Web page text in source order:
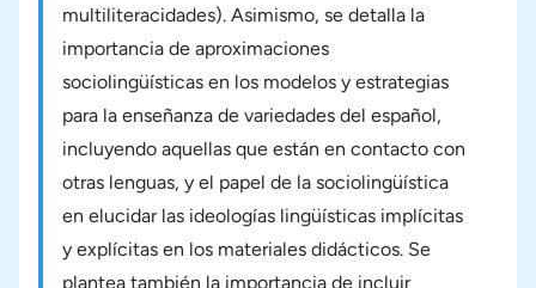
multiliteracidades). Asimismo, se detalla la
importancia de aproximaciones
sociolingüísticas en los modelos y estrategias
para la enseñanza de variedades del español,
incluyendo aquellas que están en contacto con
otras lenguas, y el papel de la sociolingüística
en elucidar las ideologías lingüísticas implícitas
y explícitas en los materiales didácticos. Se
plantea también la importancia de incluir